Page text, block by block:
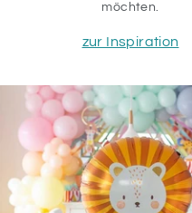
möchten.
zur Inspiration